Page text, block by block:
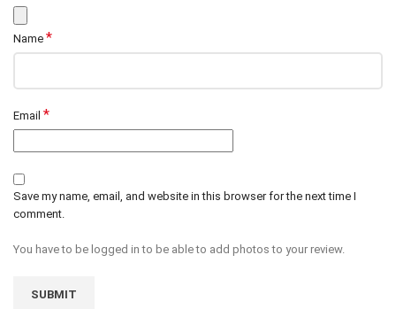
Name *
Email *
Save my name, email, and website in this browser for the next time I
comment.
You have to be logged in to be able to add photos to your review.